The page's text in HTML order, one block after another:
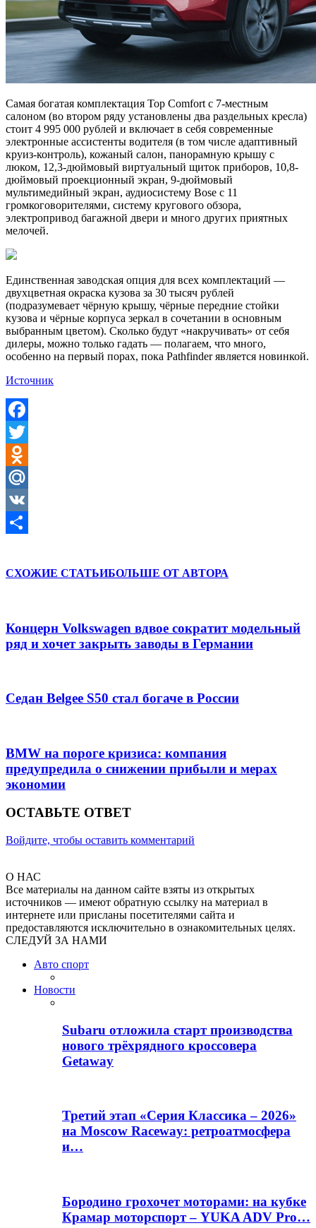
Самая богатая комплектация Top Comfort с 7-местным
салоном (во втором ряду установлены два раздельных кресла)
стоит 4 995 000 рублей и включает в себя современные
электронные ассистенты водителя (в том числе адаптивный
круиз-контроль), кожаный салон, панорамную крышу с
люком, 12,3-дюймовый виртуальный щиток приборов, 10,8-
дюймовый проекционный экран, 9-дюймовый
мультимедийный экран, аудиосистему Bose с 11
громкоговорителями, систему кругового обзора,
электропривод багажной двери и много других приятных
мелочей.
Единственная заводская опция для всех комплектаций —
двухцветная окраска кузова за 30 тысяч рублей
(подразумевает чёрную крышу, чёрные передние стойки
кузова и чёрные корпуса зеркал в сочетании в основным
выбранным цветом). Сколько будут «накручивать» от себя
дилеры, можно только гадать — полагаем, что много,
особенно на первый порах, пока Pathfinder является новинкой.
Источник
Facebook
Twitter
Odnoklassniki
Mail.Ru
VK
СХОЖИЕ СТАТЬИБОЛЬШЕ ОТ АВТОРА
Концерн Volkswagen вдвое сократит модельный
ряд и хочет закрыть заводы в Германии
Седан Belgee S50 стал богаче в России
BMW на пороге кризиса: компания
предупредила о снижении прибыли и мерах
экономии
ОСТАВЬТЕ ОТВЕТ
Войдите, чтобы оставить комментарий
О НАС
Все материалы на данном сайте взяты из открытых
источников — имеют обратную ссылку на материал в
интернете или присланы посетителями сайта и
предоставляются исключительно в ознакомительных целях.
СЛЕДУЙ ЗА НАМИ
Авто спорт
Новости
Subaru отложила старт производства
нового трёхрядного кроссовера
Getaway
Третий этап «Серия Классика – 2026»
на Moscow Raceway: ретроатмосфера
и…
Бородино грохочет моторами: на кубке
Крамар моторспорт – YUKA ADV Pro…